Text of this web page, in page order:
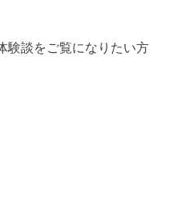
談をご覧になりたい方